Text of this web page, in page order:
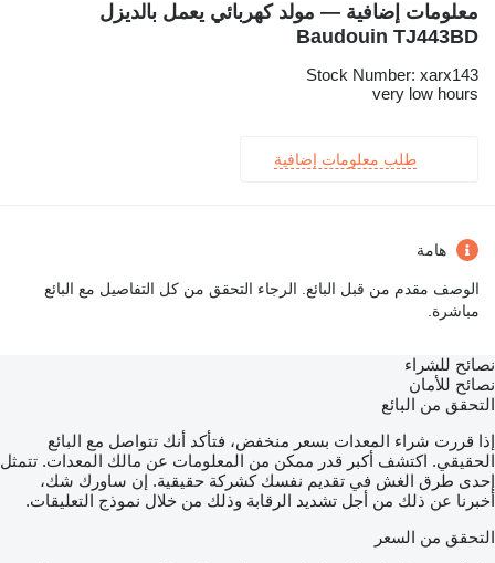
معلومات إضافية — مولد كهربائي يعمل بالديزل
Baudouin TJ443BD
Stock Number: xarx143
very low hours
طلب معلومات إضافية
هامة
الوصف مقدم من قبل البائع. الرجاء التحقق من كل التفاصيل مع البائع
مباشرة.
نصائح للشراء
نصائح للأمان
التحقق من البائع
إذا قررت شراء المعدات بسعر منخفض، فتأكد أنك تتواصل مع البائع
الحقيقي. اكتشف أكبر قدر ممكن من المعلومات عن مالك المعدات. تتمثل
إحدى طرق الغش في تقديم نفسك كشركة حقيقية. إن ساورك شك،
أخبرنا عن ذلك من أجل تشديد الرقابة وذلك من خلال نموذج التعليقات.
التحقق من السعر